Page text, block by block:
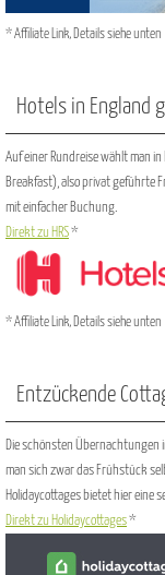
* Affiliate Link, Details siehe unten
Hotels in England
Auf einer Rundreise wählt man
Breakfast), also privat geführte
mit einfacher Buchung.
Direkt zu HRS*
* Affiliate Link, Details siehe unten
Entzückende
Die schönsten Übernachtungen
man sich zwar das Frühstück
Holidaycottages bietet hier eine
Direkt zu Holidaycottages*